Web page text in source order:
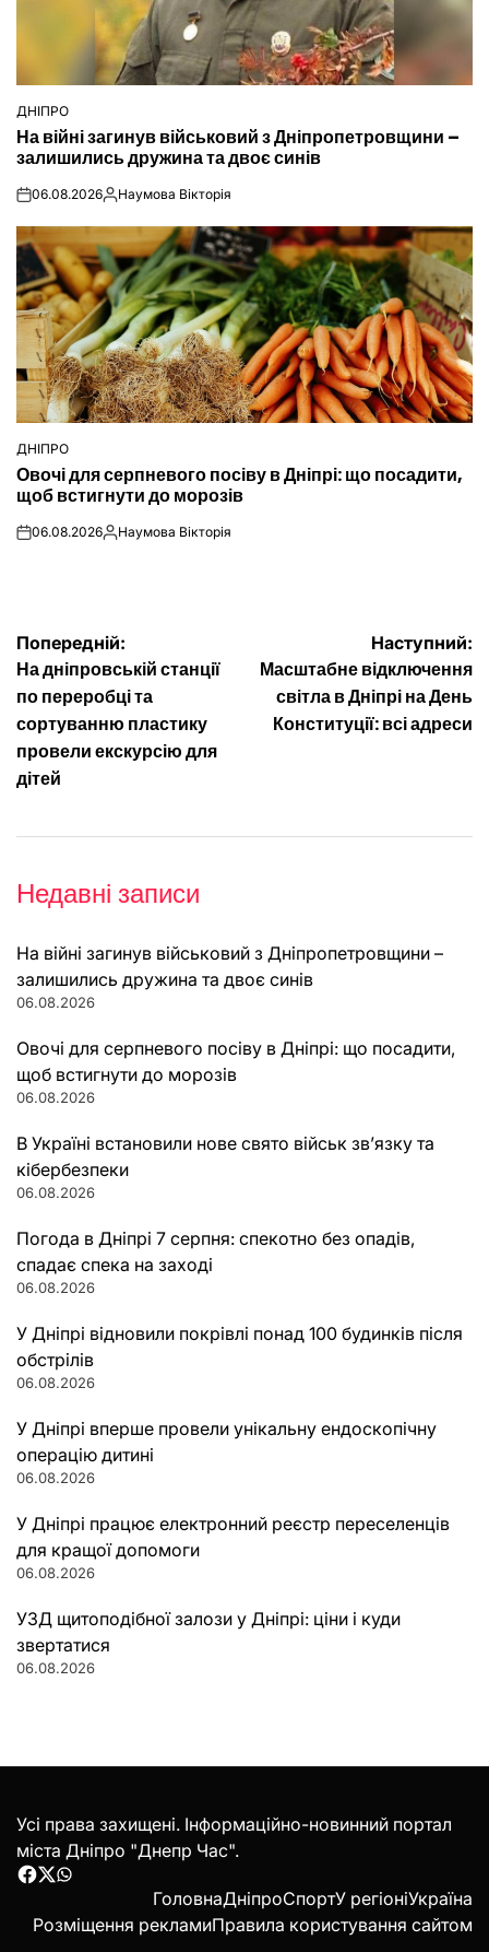
ОПУБЛІКУВАТИ
У
ДНІПРО
На війні загинув військовий з Дніпропетровщини –
залишились дружина та двоє синів
on06.08.2026Опубліковано
Наумова Вікторія
ОПУБЛІКУВАТИ
У
ДНІПРО
Овочі для серпневого посіву в Дніпрі: що посадити,
щоб встигнути до морозів
on06.08.2026Опубліковано
Наумова Вікторія
Навігація
записів
Попередній:
На дніпровській станції
по переробці та
сортуванню пластику
провели екскурсію для
дітей
Наступний:
Масштабне відключення
світла в Дніпрі на День
Конституції: всі адреси
Недавні записи
На війні загинув військовий з Дніпропетровщини –
залишились дружина та двоє синів
06.08.2026
Овочі для серпневого посіву в Дніпрі: що посадити,
щоб встигнути до морозів
06.08.2026
В Україні встановили нове свято військ зв’язку та
кібербезпеки
06.08.2026
Погода в Дніпрі 7 серпня: спекотно без опадів,
спадає спека на заході
06.08.2026
У Дніпрі відновили покрівлі понад 100 будинків після
обстрілів
06.08.2026
У Дніпрі вперше провели унікальну ендоскопічну
операцію дитині
06.08.2026
У Дніпрі працює електронний реєстр переселенців
для кращої допомоги
06.08.2026
УЗД щитоподібної залози у Дніпрі: ціни і куди
звертатися
06.08.2026
Усі права захищені. Інформаційно-новинний портал
міста Дніпро "Днепр Час".
Facebook
Twitter
WhatsApp
ГоловнаДніпроСпортУ регіоніУкраїна
Розміщення рекламиПравила користування сайтом